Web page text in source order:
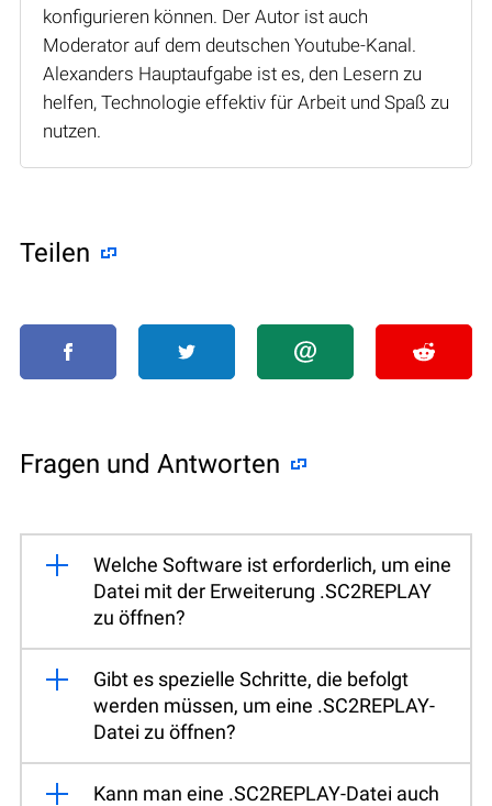
konfigurieren können. Der Autor ist auch
Moderator auf dem deutschen Youtube-Kanal.
Alexanders Hauptaufgabe ist es, den Lesern zu
helfen, Technologie effektiv für Arbeit und Spaß zu
nutzen.
Teilen
Fragen und Antworten
Welche Software ist erforderlich, um eine
Datei mit der Erweiterung .SC2REPLAY
zu öffnen?
Gibt es spezielle Schritte, die befolgt
werden müssen, um eine .SC2REPLAY-
Datei zu öffnen?
Kann man eine .SC2REPLAY-Datei auch